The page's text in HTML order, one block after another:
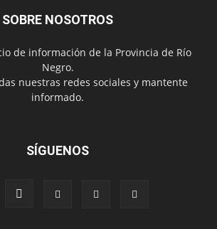
SOBRE NOSOTROS
de información de la Provincia de Río
Negro.
nuestras redes sociales y mantente
informado.
SÍGUENOS